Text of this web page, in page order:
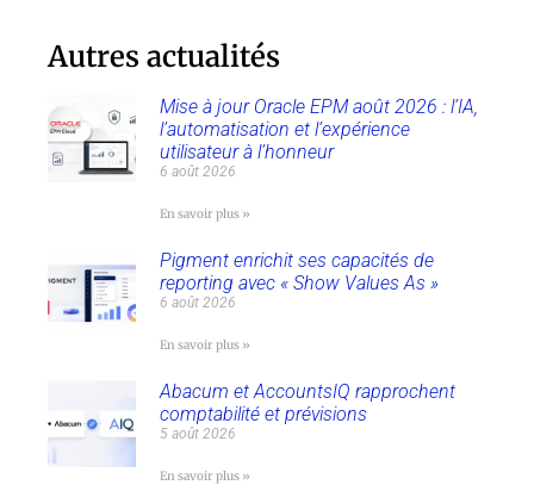
Autres actualités
Mise à jour Oracle EPM août 2026 : l’IA,
l’automatisation et l’expérience
utilisateur à l’honneur
6 août 2026
En savoir plus »
Pigment enrichit ses capacités de
reporting avec « Show Values As »
6 août 2026
En savoir plus »
Abacum et AccountsIQ rapprochent
comptabilité et prévisions
5 août 2026
En savoir plus »